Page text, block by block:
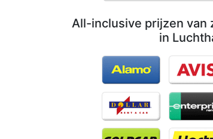
All-inclusive prijzen van
in